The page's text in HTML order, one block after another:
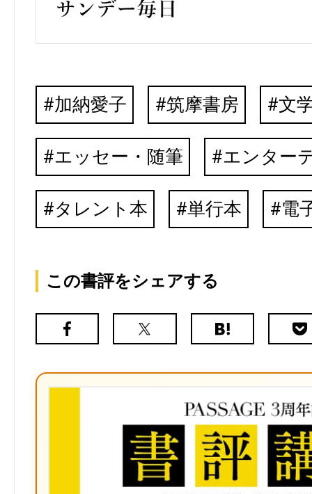
加納愛子 筑摩書房 文
エッセー・随筆 エンター
タレント本 単行本 電
この書評をシェアする
Facebook
X（旧
は
ク
マ
ー
ク